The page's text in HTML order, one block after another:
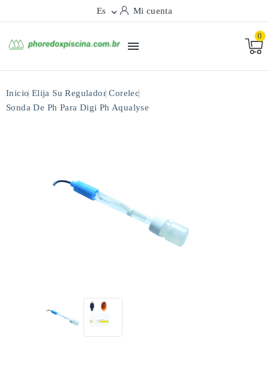
Es  Mi cuenta

0
Inicio Elija Su Regulador Corelec
Sonda De Ph Para Digi Ph Aqualyse